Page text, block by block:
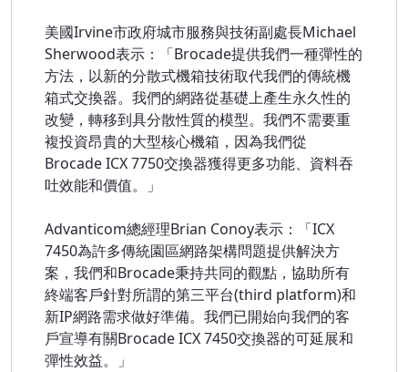
美國Irvine市政府城市服務與技術副處長Michael
Sherwood表示：「Brocade提供我們一種彈性的
方法，以新的分散式機箱技術取代我們的傳統機
箱式交換器。我們的網路從基礎上產生永久性的
改變，轉移到具分散性質的模型。我們不需要重
複投資昂貴的大型核心機箱，因為我們從
Brocade ICX 7750交換器獲得更多功能、資料吞
吐效能和價值。」
Advanticom總經理Brian Conoy表示：「ICX
7450為許多傳統園區網路架構問題提供解決方
案，我們和Brocade秉持共同的觀點，協助所有
終端客戶針對所謂的第三平台(third platform)和
新IP網路需求做好準備。我們已開始向我們的客
戶宣導有關Brocade ICX 7450交換器的可延展和
彈性效益。」